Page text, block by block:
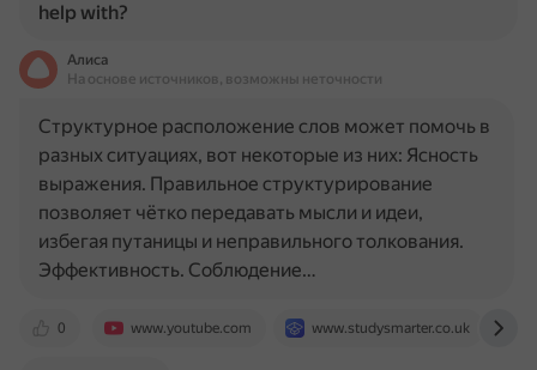
help with?
Алиса
На основе источников, возможны неточности
0 www.youtube.com www.studysmarter.co.uk
Структурное расположение слов может помочь в
разных ситуациях, вот некоторые из них: Ясность
выражения. Правильное структурирование
позволяет чётко передавать мысли и идеи,
избегая путаницы и неправильного толкования.
Эффективность. Соблюдение…